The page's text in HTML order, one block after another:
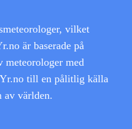
vilket
är baserade på
meteorologer med
till en pålitlig källa
av världen.